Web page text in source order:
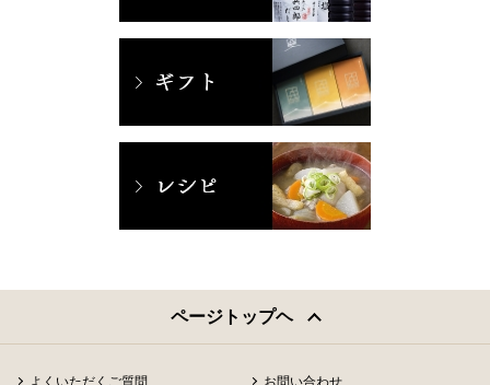
ページトップヘ
よくいただくご質問 お問い合わせ